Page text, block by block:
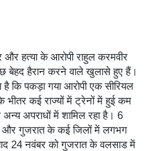
और हत्या के आरोपी राहुल करमवीर
बेहद हैरान करने वाले खुलासे हुए हैं।
है कि पकड़ा गया आरोपी एक सीरियल
कई राज्यों में ट्रेनों में हुई कम
अपराधों में शामिल रहा है। 6
और गुजरात के कई जिलों में लगभग
24 नवंबर को गुजरात के वलसाड में